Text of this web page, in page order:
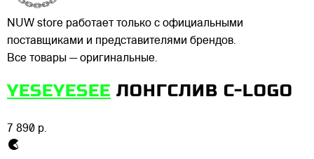
NUW store работает только с официальными
поставщиками и представителями брендов.
Все товары — оригинальные.
YESEYESEE ЛОНГСЛИВ C-LOGO
7 890 р.